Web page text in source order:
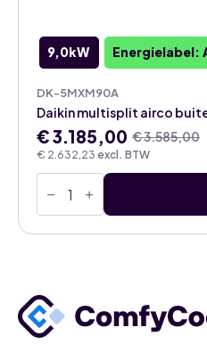
9,0kW Energielabel:
DK-5MXM90A
€ 2.632,23 excl. BTW
Daikin multisplit airco
€3.585,00
Oorspronkelijke
prijs
was:
€ 3.585,00.
€3.185,00
Huidige
prijs
€ 3.185,00.
Daikin
multisplit
buitenunit
5MXM90A